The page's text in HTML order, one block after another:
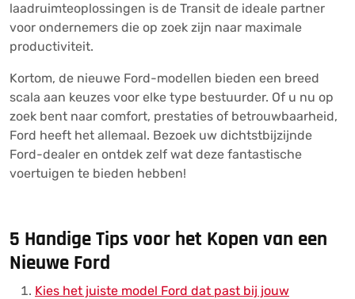
laadruimteoplossingen is de Transit de ideale partner
voor ondernemers die op zoek zijn naar maximale
productiviteit.
Kortom, de nieuwe Ford-modellen bieden een breed
scala aan keuzes voor elke type bestuurder. Of u nu op
zoek bent naar comfort, prestaties of betrouwbaarheid,
Ford heeft het allemaal. Bezoek uw dichtstbijzijnde
Ford-dealer en ontdek zelf wat deze fantastische
voertuigen te bieden hebben!
5 Handige Tips voor het Kopen van een
Nieuwe Ford
Kies het juiste model Ford dat past bij jouw